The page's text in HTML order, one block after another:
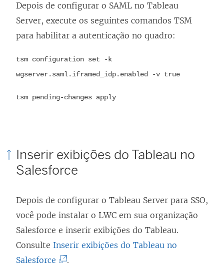
Depois de configurar o SAML no Tableau
Server, execute os seguintes comandos TSM
para habilitar a autenticação no quadro:
tsm configuration set -k
wgserver.saml.iframed_idp.enabled -v true
tsm pending-changes apply
Inserir exibições do Tableau no
Salesforce
Depois de configurar o Tableau Server para SSO,
você pode instalar o LWC em sua organização
Salesforce e inserir exibições do Tableau.
Consulte Inserir exibições do Tableau no
Salesforce
.